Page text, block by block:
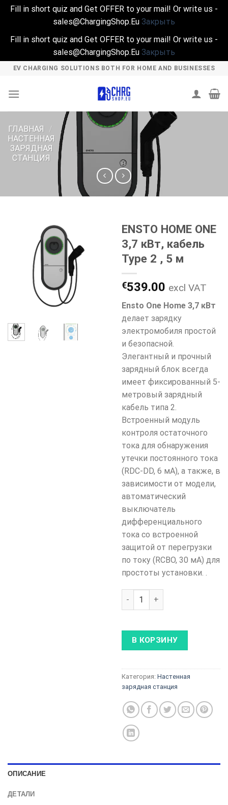
Fill in short quiz and Get OFFER to your mail! Or write us -
sales@ChargingShop.Eu Закрыть
Fill in short quiz and Get OFFER to your mail! Or write us -
sales@ChargingShop.Eu Закрыть
Skip
content
EV CHARGING SOLUTIONS BOTH FOR HOME AND BUSINESSES
ГЛАВНАЯ
/
НАСТЕННАЯ
ЗАРЯДНАЯ
СТАНЦИЯ
ENSTO HOME ONE
3,7 кВт, кабель
Type 2 , 5 м
€539.00 excl VAT
Ensto One Home 3,7 кВт
делает зарядку
электромобиля простой
и безопасной.
Элегантный и прочный
зарядный блок всегда
имеет фиксированный 5-
метровый зарядный
кабель типа 2.
Встроенный модуль
контроля остаточного
тока для обнаружения
утечки постоянного тока
(RDC-DD, 6 мА), а также, в
зависимости от модели,
автоматический
выключатель
дифференциального
тока со встроенной
защитой от перегрузки
по току (RCBO, 30 мА) для
простоты установки. .
Количество товара ENSTO
В КОРЗИНУ
Категория: Настенная
зарядная станция
ОПИСАНИЕ
ДЕТАЛИ